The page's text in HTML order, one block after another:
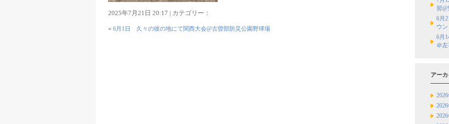
2025年7月21日 20:17 | カテゴリー：
« 6月1日 久々の彼の地にて関西大会@古曽部防災公園野球場
習
6月
ウ
6月
＠
アー